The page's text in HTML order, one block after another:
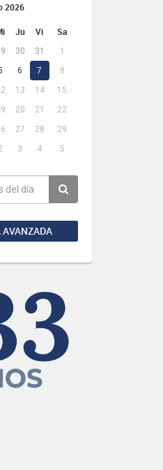
2026
Ju Vi Sa
30 31
1
6 7
8
13 14
15
20 21
22
27 28
29
3 4 5
AVANZADA